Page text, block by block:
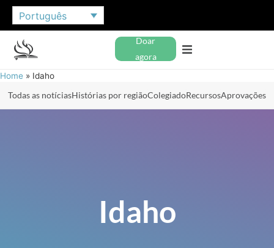
Português
Doar
agora
Home » Idaho
Todas as notíciasHistórias por regiãoColegiadoRecursosAprovações
Idaho